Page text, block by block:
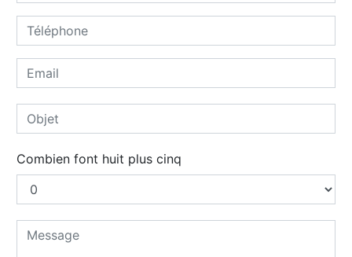
Combien font huit plus cinq